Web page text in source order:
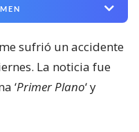
sufrió un accidente
La noticia fue
‘Primer Plano‘ y